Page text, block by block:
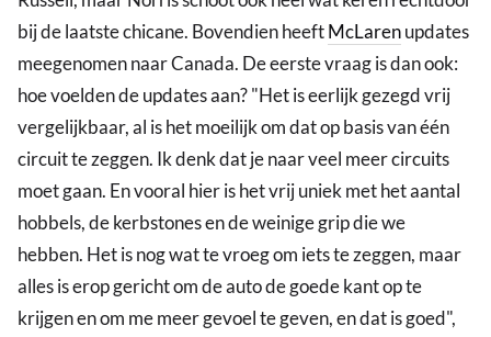
bij de laatste chicane. Bovendien heeftMcLarenupdates
meegenomen naar Canada. De eerste vraag is dan ook:
hoe voelden de updates aan? "Het is eerlijk gezegd vrij
vergelijkbaar, al is het moeilijk om dat op basis van één
circuit te zeggen. Ik denk dat je naar veel meer circuits
moet gaan. En vooral hier is het vrij uniek met het aantal
hobbels, de kerbstones en de weinige grip die we
hebben. Het is nog wat te vroeg om iets te zeggen, maar
alles is erop gericht om de auto de goede kant op te
krijgen en om me meer gevoel te geven, en dat is goed",